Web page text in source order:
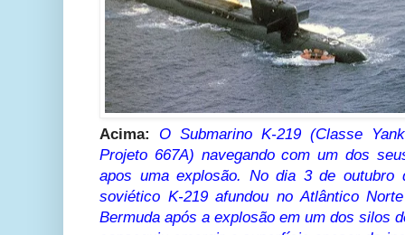
Acima: O Submarino K-219 (Classe
Projeto 667A) navegando com um dos
apos uma explosão. No dia 3 de outubro
soviético K-219 afundou no Atlântico
Bermuda após a explosão em um dos silos